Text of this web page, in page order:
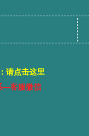
请点击这里
—客服微信